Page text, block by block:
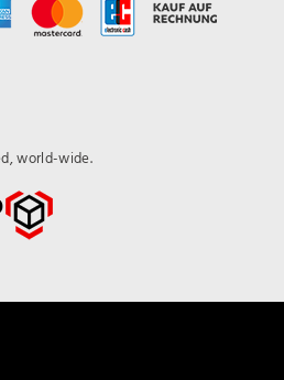
world-wide.